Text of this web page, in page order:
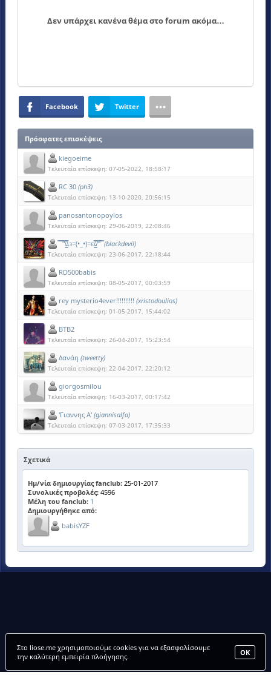
Δεν υπάρχει κανένα θέμα στο forum ακόμα…
Facebook Twitter
Πρόσφατες επισκέψεις
kiegoeime
Τελευταία επίσκεψη: 07-05-2022, 18:58:17
RC 30 (ph3)
Τελευταία επίσκεψη: 13-10-2020, 20:56:15
panosantonopoylos
Τελευταία επίσκεψη: 29-06-2019, 22:08:46
̿ ̿ ̿'̿'\̵͇̿̿\з=(•_•)=ε/̵͇̿̿/'̿'̿ ̿(blackdevil)
Τελευταία επίσκεψη: 23-06-2017, 22:18:44
RD500babis
Τελευταία επίσκεψη: 08-05-2017, 00:03:59
rey mysterio4ever!!!!!!!!!! (xristodoulios)
Τελευταία επίσκεψη: 01-05-2017, 15:44:02
BTB2
Τελευταία επίσκεψη: 26-04-2017, 15:23:54
Δανάη (tweetty)
Τελευταία επίσκεψη: 22-04-2017, 22:20:12
giorgosmilou
Τελευταία επίσκεψη: 16-03-2017, 00:17:42
'Γιαννης Α' (giannisalfa)
Τελευταία επίσκεψη: 07-03-2017, 17:35:33
Σχετικά
Ημ/νία δημιουργίας fanclub: 25-01-2017
Συνολικές προβολές: 4596
Μέλη του fanclub: 1
Δημιουργήθηκε από:
babisYZF
ΟΚ
Στο liose.me χρησιμοποιούμε cookies για να εξασφαλίσουμε
την καλύτερη εμπειρία πλοήγησης.